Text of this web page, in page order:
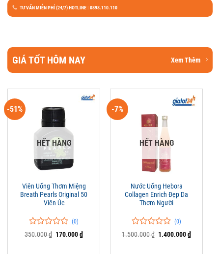
TƯ VẤN MIỄN PHÍ (24/7) HOTLINE : 0898.110.110
GIÁ TỐT HÔM NAY Xem Thêm
-51%
HẾT HÀNG
Viên Uống Thơm Miệng
Breath Pearls Original 50
Viên Úc
0
0
(0)
350.000₫ Giá
170.000₫Giá
hiện
-7%
HẾT HÀNG
Nước Uống Hebora
Collagen Enrich Đẹp Da
Thơm Người
0
0
(0)
1.500.000₫ Giá
1.400.000₫Giá
hiện